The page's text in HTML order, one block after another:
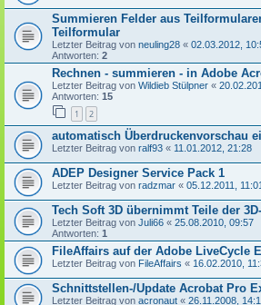
Summieren Felder aus
Teilformular
Letzter Beitrag von neuling28 « 02.03.2012,
Antworten: 2
Rechnen - summieren - in Adobe
Letzter Beitrag von Wildieb Stülpner «
Antworten: 15
1 2
automatisch Überdruckenvorschau
Letzter Beitrag von ralf93 « 11.01.2012, 21:28
ADEP Designer Service Pack 1
Letzter Beitrag von radzmar « 05.12.2011, 11:01
Tech Soft 3D übernimmt Teile der
Letzter Beitrag von Juli66 « 25.08.2010, 09:57
Antworten: 1
FileAffairs auf der Adobe LiveCycle
Letzter Beitrag von FileAffairs « 16.02.2010,
Schnittstellen-/Update Acrobat Pro
Letzter Beitrag von acronaut « 26.11.2008,